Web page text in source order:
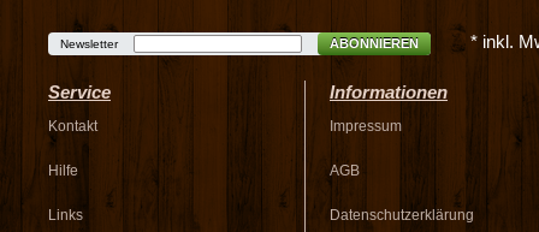
Newsletter ABONNIEREN * inkl.
Service
Kontakt
Hilfe
Links
Informationen
Impressum
AGB
Datenschutzerklärung